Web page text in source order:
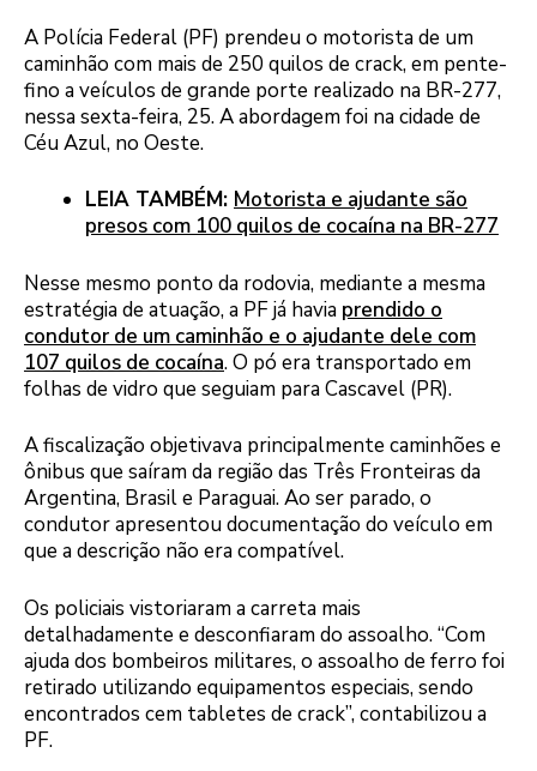
A Polícia Federal (PF) prendeu o motorista de um
caminhão com mais de 250 quilos de crack, em pente-
fino a veículos de grande porte realizado na BR-277,
nessa sexta-feira, 25. A abordagem foi na cidade de
Céu Azul, no Oeste.
LEIA TAMBÉM: Motorista e ajudante são
presos com 100 quilos de cocaína na BR-277
Nesse mesmo ponto da rodovia, mediante a mesma
estratégia de atuação, a PF já havia prendido o
condutor de um caminhão e o ajudante dele com
107 quilos de cocaína. O pó era transportado em
folhas de vidro que seguiam para Cascavel (PR).
A fiscalização objetivava principalmente caminhões e
ônibus que saíram da região das Três Fronteiras da
Argentina, Brasil e Paraguai. Ao ser parado, o
condutor apresentou documentação do veículo em
que a descrição não era compatível.
Os policiais vistoriaram a carreta mais
detalhadamente e desconfiaram do assoalho. “Com
ajuda dos bombeiros militares, o assoalho de ferro foi
retirado utilizando equipamentos especiais, sendo
encontrados cem tabletes de crack”, contabilizou a
PF.